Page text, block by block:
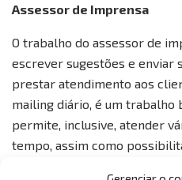
Assessor de Imprensa
O trabalho do assessor de
escrever sugestões e enviar
prestar atendimento aos
mailing diário, é um trabalho
permite, inclusive, atender
tempo, assim como